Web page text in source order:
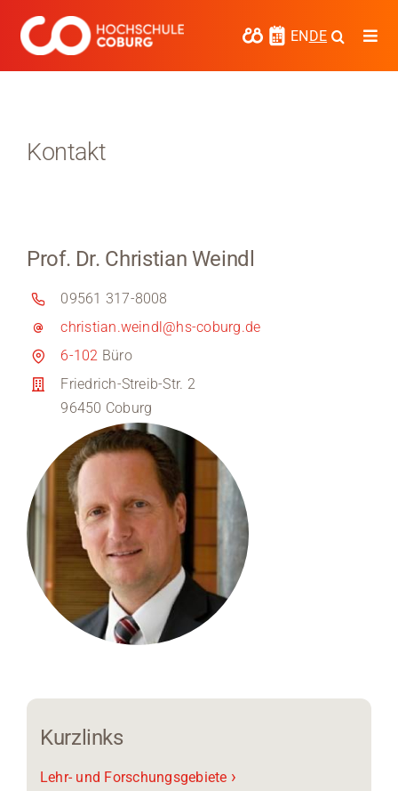
Inhalt
springen
ENDE
Regionalentwicklung
Entdecke die Region
Informationen für …
Kontakt
Medien
Stellenangebote
News
Veranstaltungen
Kontakt
Prof. Dr. Christian Weindl
09561 317-8008
christian.weindl@hs-coburg.de
6-102 Büro
Friedrich-Streib-Str. 2
96450 Coburg
Kurzlinks
Lehr- und Forschungsgebiete ›